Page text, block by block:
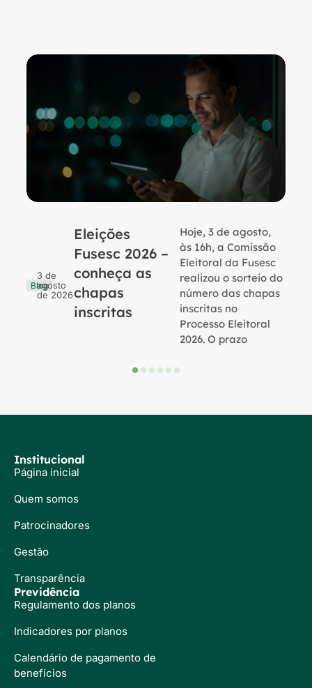
Blog
3 de
agosto
de 2026
Eleições
Fusesc 2026 –
conheça as
chapas
inscritas
Hoje, 3 de agosto,
às 16h, a Comissão
Eleitoral da Fusesc
realizou o sorteio do
número das chapas
inscritas no
Processo Eleitoral
2026. O prazo
Institucional
Página inicial
Quem somos
Patrocinadores
Gestão
Transparência
Previdência
Regulamento dos planos
Indicadores por planos
Calendário de pagamento de
benefícios